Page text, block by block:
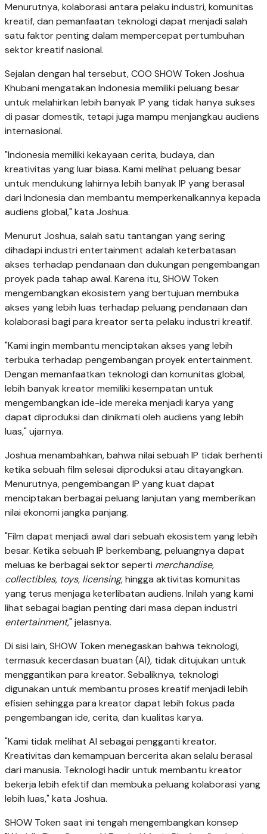
Menurutnya, kolaborasi antara pelaku industri, komunitas
kreatif, dan pemanfaatan teknologi dapat menjadi salah
satu faktor penting dalam mempercepat pertumbuhan
sektor kreatif nasional.
Sejalan dengan hal tersebut, COO SHOW Token Joshua
Khubani mengatakan Indonesia memiliki peluang besar
untuk melahirkan lebih banyak IP yang tidak hanya sukses
di pasar domestik, tetapi juga mampu menjangkau audiens
internasional.
"Indonesia memiliki kekayaan cerita, budaya, dan
kreativitas yang luar biasa. Kami melihat peluang besar
untuk mendukung lahirnya lebih banyak IP yang berasal
dari Indonesia dan membantu memperkenalkannya kepada
audiens global," kata Joshua.
Menurut Joshua, salah satu tantangan yang sering
dihadapi industri entertainment adalah keterbatasan
akses terhadap pendanaan dan dukungan pengembangan
proyek pada tahap awal. Karena itu, SHOW Token
mengembangkan ekosistem yang bertujuan membuka
akses yang lebih luas terhadap peluang pendanaan dan
kolaborasi bagi para kreator serta pelaku industri kreatif.
"Kami ingin membantu menciptakan akses yang lebih
terbuka terhadap pengembangan proyek entertainment.
Dengan memanfaatkan teknologi dan komunitas global,
lebih banyak kreator memiliki kesempatan untuk
mengembangkan ide-ide mereka menjadi karya yang
dapat diproduksi dan dinikmati oleh audiens yang lebih
luas," ujarnya.
Joshua menambahkan, bahwa nilai sebuah IP tidak berhenti
ketika sebuah film selesai diproduksi atau ditayangkan.
Menurutnya, pengembangan IP yang kuat dapat
menciptakan berbagai peluang lanjutan yang memberikan
nilai ekonomi jangka panjang.
"Film dapat menjadi awal dari sebuah ekosistem yang lebih
besar. Ketika sebuah IP berkembang, peluangnya dapat
meluas ke berbagai sektor seperti merchandise,
collectibles, toys, licensing, hingga aktivitas komunitas
yang terus menjaga keterlibatan audiens. Inilah yang kami
lihat sebagai bagian penting dari masa depan industri
entertainment," jelasnya.
Di sisi lain, SHOW Token menegaskan bahwa teknologi,
termasuk kecerdasan buatan (AI), tidak ditujukan untuk
menggantikan para kreator. Sebaliknya, teknologi
digunakan untuk membantu proses kreatif menjadi lebih
efisien sehingga para kreator dapat lebih fokus pada
pengembangan ide, cerita, dan kualitas karya.
"Kami tidak melihat AI sebagai pengganti kreator.
Kreativitas dan kemampuan bercerita akan selalu berasal
dari manusia. Teknologi hadir untuk membantu kreator
bekerja lebih efektif dan membuka peluang kolaborasi yang
lebih luas," kata Joshua.
SHOW Token saat ini tengah mengembangkan konsep